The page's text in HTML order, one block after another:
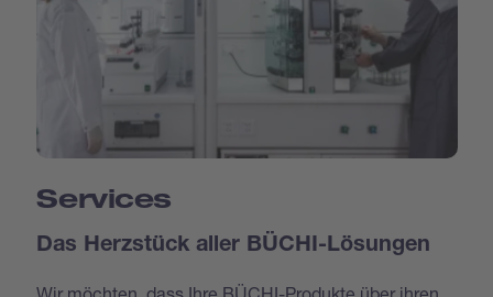
Services
Das Herzstück aller BÜCHI-Lösungen